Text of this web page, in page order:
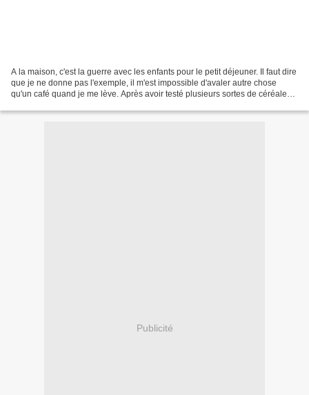
A la maison, c'est la guerre avec les enfants pour le petit déjeuner. Il faut dire
que je ne donne pas l'exemple, il m'est impossible d'avaler autre chose
qu'un café quand je me lève. Après avoir testé plusieurs sortes de céréales
Publicité